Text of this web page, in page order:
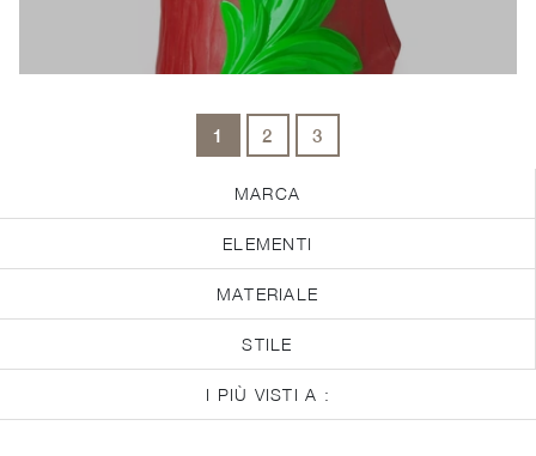
MARCA
ELEMENTI
MATERIALE
STILE
I PIÙ VISTI A :
1 2 3